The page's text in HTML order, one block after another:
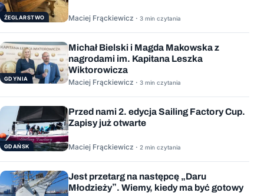
ŻEGLARSTWO Maciej Frąckiewicz · 3 min czytania
GDYNIA
Michał Bielski i Magda Makowska z
nagrodami im. Kapitana Leszka
Wiktorowicza
Maciej Frąckiewicz · 3 min czytania
GDAŃSK
Przed nami 2. edycja Sailing Factory Cup.
Zapisy już otwarte
Maciej Frąckiewicz · 2 min czytania
Jest przetarg na następcę „Daru
Młodzieży”. Wiemy, kiedy ma być gotowy